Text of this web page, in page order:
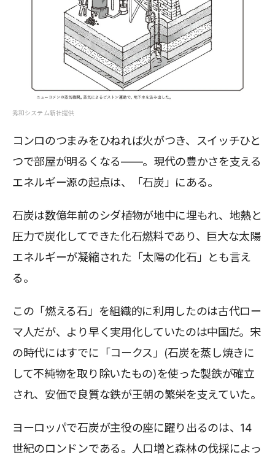
秀和システム新社提供
コンロのつまみをひねれば火がつき、スイッチひと
つで部屋が明るくなる――。現代の豊かさを支える
エネルギー源の起点は、「石炭」にある。
石炭は数億年前のシダ植物が地中に埋もれ、地熱と
圧力で炭化してできた化石燃料であり、巨大な太陽
エネルギーが凝縮された「太陽の化石」とも言え
る。
この「燃える石」を組織的に利用したのは古代ロー
マ人だが、より早く実用化していたのは中国だ。宋
の時代にはすでに「コークス」(石炭を蒸し焼きに
して不純物を取り除いたもの)を使った製鉄が確立
され、安価で良質な鉄が王朝の繁栄を支えていた。
ヨーロッパで石炭が主役の座に躍り出るのは、14
世紀のロンドンである。人口増と森林の伐採によっ